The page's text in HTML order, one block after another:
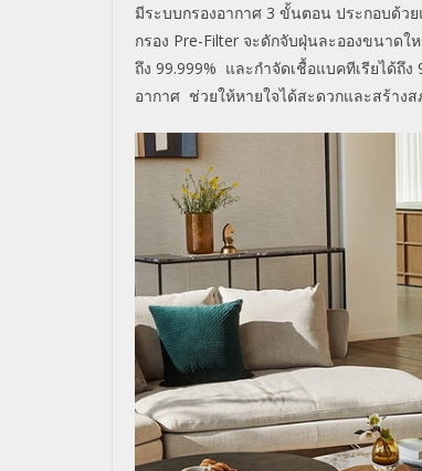
มีระบบกรองอากาศ 3 ขั้นตอน ประกอบด้วย
กรอง Pre-Filter จะดักจับฝุ่นละอองขนาดใ
ถึง 99.999% และกำจัดเชื้อแบคทีเรียได้ถึง
อากาศ ช่วยให้หายใจได้สะดวกและสร้าง